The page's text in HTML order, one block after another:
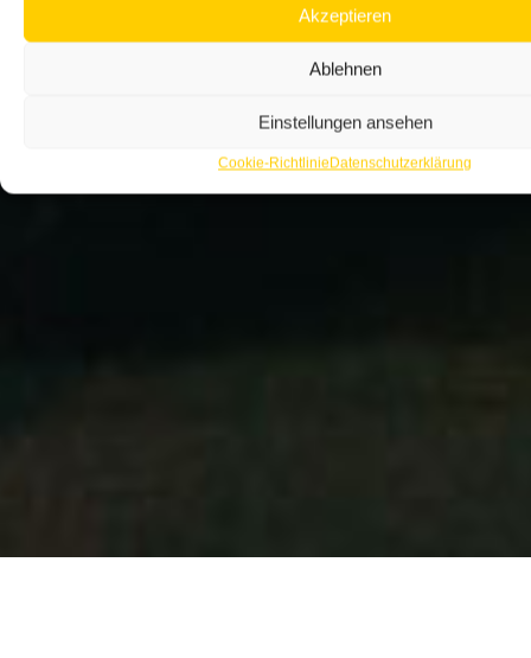
Akzeptieren
Ablehnen
Einstellungen ansehen
Cookie-RichtlinieDatenschutzerklärung